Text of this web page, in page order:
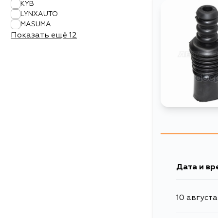
KYB
LYNXAUTO
MASUMA
Показать ещё 12
Дата и
10 августа